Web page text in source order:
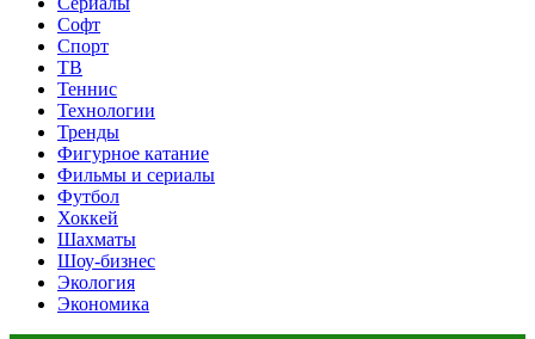
Софт
Спорт
ТВ
Теннис
Технологии
Тренды
Фигурное катание
Фильмы и сериалы
Футбол
Хоккей
Шахматы
Шоу-бизнес
Экология
Экономика